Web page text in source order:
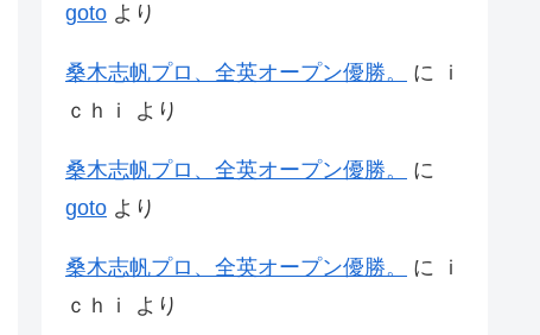
goto より
桑木志帆プロ、全英オープン優勝。 に
ｉ
ｃｈｉ
より
桑木志帆プロ、全英オープン優勝。
に
goto より
桑木志帆プロ、全英オープン優勝。 に
ｉ
ｃｈｉ
より